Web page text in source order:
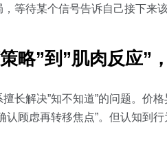
，等待某个信号告诉自己接下来
略”到”肌肉反应”
长解决”知不知道”的问题。价
认顾虑再转移焦点”。但认知到